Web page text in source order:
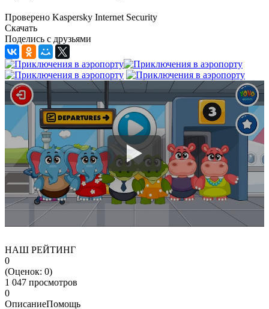
Проверено Kaspersky Internet Security
Скачать
Поделись с друзьями
НАШ РЕЙТИНГ
0
(Оценок: 0)
1 047 просмотров
0
ОписаниеПомощь